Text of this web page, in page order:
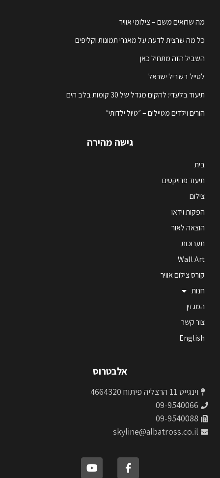
מה שרואים משם – צילומי אוויר
כל מה שרצית לדעת על מאגרי תמונות וקליפים
השביל הזה מתחיל כאן
לטייל בשביל ישראל
תיעוד בלעדי: להקים מגדל של 30 קומות בלב הים
הורים וילדים מטיילים – ״טיול ילדותי״
גישה מהירה
בית
תיעוד פרויקטים
צילום
הפקות וידאו
הוצאה לאור
תערוכות
Wall Art
קורס צילום אוויר
חנות
המגזין
צור קשר
English
אלבטרוס
וינגייט 11 הרצליה פיתוח 4664320
09-9540066
09-9540088
skyline@albatross.co.il